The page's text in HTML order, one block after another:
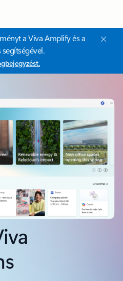
a Viva Amplify és a